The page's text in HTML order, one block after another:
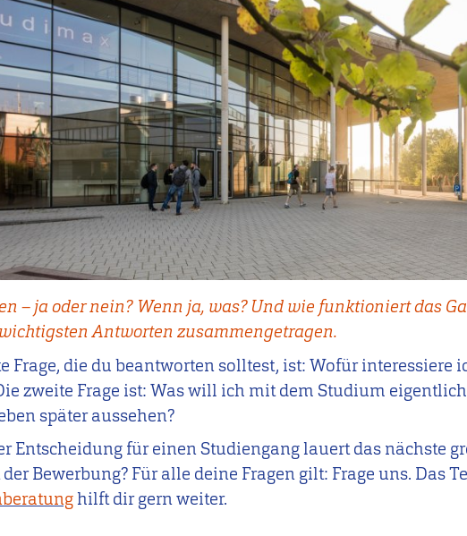
– ja oder nein? Wenn ja, was? Und wie funktioniert das
Antworten zusammengetragen.
Frage, die du beantworten solltest, ist: Wofür interessiere
zweite Frage ist: Was will ich mit dem Studium
später aussehen?
Entscheidung für einen Studiengang lauert das nächste
Bewerbung? Für alle deine Fragen gilt: Frage uns. Das
hilft dir gern weiter.